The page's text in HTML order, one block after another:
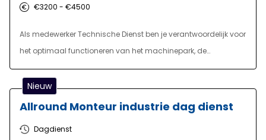
€3200 - €4500
Als medewerker Technische Dienst ben je verantwoordelijk voor
het optimaal functioneren van het machinepark, de
installaties en de gebouwen. Dankzij jouw inzet kunnen
collega's in de productie veilig en efficiënt werken.
Nieuw
Allround Monteur industrie dag dienst
Dagdienst